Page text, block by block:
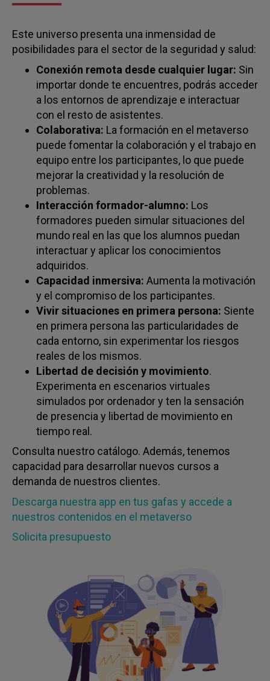
Este universo presenta una inmensidad de
posibilidades para el sector de la seguridad y salud:
Conexión remota desde cualquier lugar: Sin
importar donde te encuentres, podrás acceder
a los entornos de aprendizaje e interactuar
con el resto de asistentes.
Colaborativa: La formación en el metaverso
puede fomentar la colaboración y el trabajo en
equipo entre los participantes, lo que puede
mejorar la creatividad y la resolución de
problemas.
Interacción formador-alumno: Los
formadores pueden simular situaciones del
mundo real en las que los alumnos puedan
interactuar y aplicar los conocimientos
adquiridos.
Capacidad inmersiva: Aumenta la motivación
y el compromiso de los participantes.
Vivir situaciones en primera persona: Siente
en primera persona las particularidades de
cada entorno, sin experimentar los riesgos
reales de los mismos.
Libertad de decisión y movimiento.
Experimenta en escenarios virtuales
simulados por ordenador y ten la sensación
de presencia y libertad de movimiento en
tiempo real.
Consulta nuestro catálogo. Además, tenemos
capacidad para desarrollar nuevos cursos a
demanda de nuestros clientes.
Descarga nuestra app en tus gafas y accede a
nuestros contenidos en el metaverso
Solicita presupuesto